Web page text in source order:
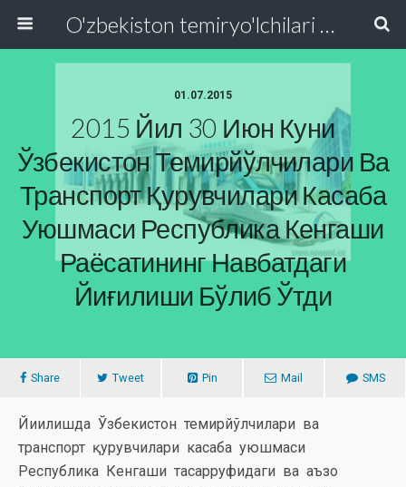
O'zbekiston temiryo'lchilari va transport quruvchilari kasaba uyushmasi Respublika Kengashi
01.07.2015
2015 Йил 30 Июн Куни
Ўзбекистон Темирйўлчилари Ва
Транспорт Қурувчилари Касаба
Уюшмаси Республика Кенгаши
Раёсатининг Навбатдаги
Йиғилиши Бўлиб Ўтди
Share Tweet Pin Mail SMS
Йиғилишда Ўзбекистон темирйўлчилари ва
транспорт қурувчилари касаба уюшмаси
Республика Кенгаши тасарруфидаги ва аъзо